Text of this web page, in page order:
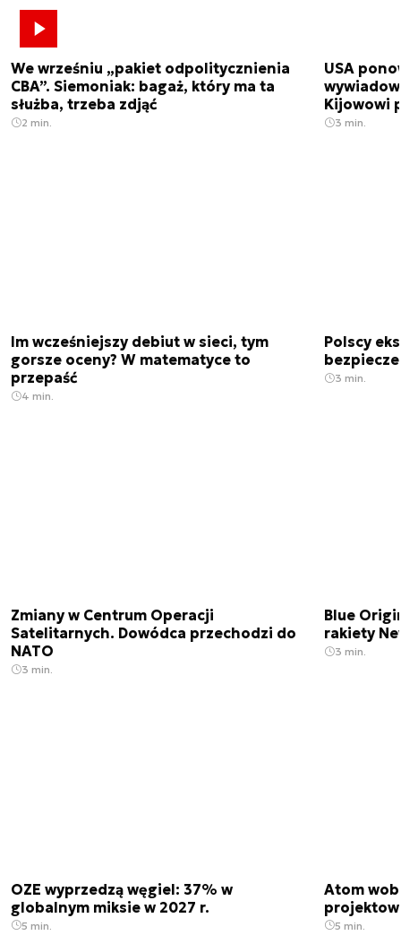
We wrześniu „pakiet odpolitycznienia
CBA”. Siemoniak: bagaż, który ma ta
służba, trzeba zdjąć
2 min.
USA
Kijowowi
3 min.
Im wcześniejszy debiut w sieci, tym
gorsze oceny? W matematyce to
przepaść
4 min.
Polscy
3 min.
Zmiany w Centrum Operacji
Satelitarnych. Dowódca przechodzi do
NATO
3 min.
Blue
rakiety
3 min.
OZE wyprzedzą węgiel: 37% w
globalnym miksie w 2027 r.
5 min.
Atom
5 min.